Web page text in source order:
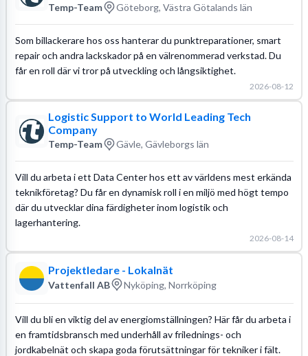
Temp-Team Göteborg, Västra Götalands län
Som billackerare hos oss hanterar du punktreparationer, smart
repair och andra lackskador på en välrenommerad verkstad. Du
får en roll där vi tror på utveckling och långsiktighet.
2026-08-12
Logistic Support to World Leading Tech
Company
Temp-Team Gävle, Gävleborgs län
Vill du arbeta i ett Data Center hos ett av världens mest erkända
teknikföretag? Du får en dynamisk roll i en miljö med högt tempo
där du utvecklar dina färdigheter inom logistik och
lagerhantering.
2026-08-14
Projektledare - Lokalnät
Vattenfall AB Nyköping, Norrköping
Vill du bli en viktig del av energiomställningen? Här får du arbeta i
en framtidsbransch med underhåll av frilednings- och
jordkabelnät och skapa goda förutsättningar för tekniker i fält.